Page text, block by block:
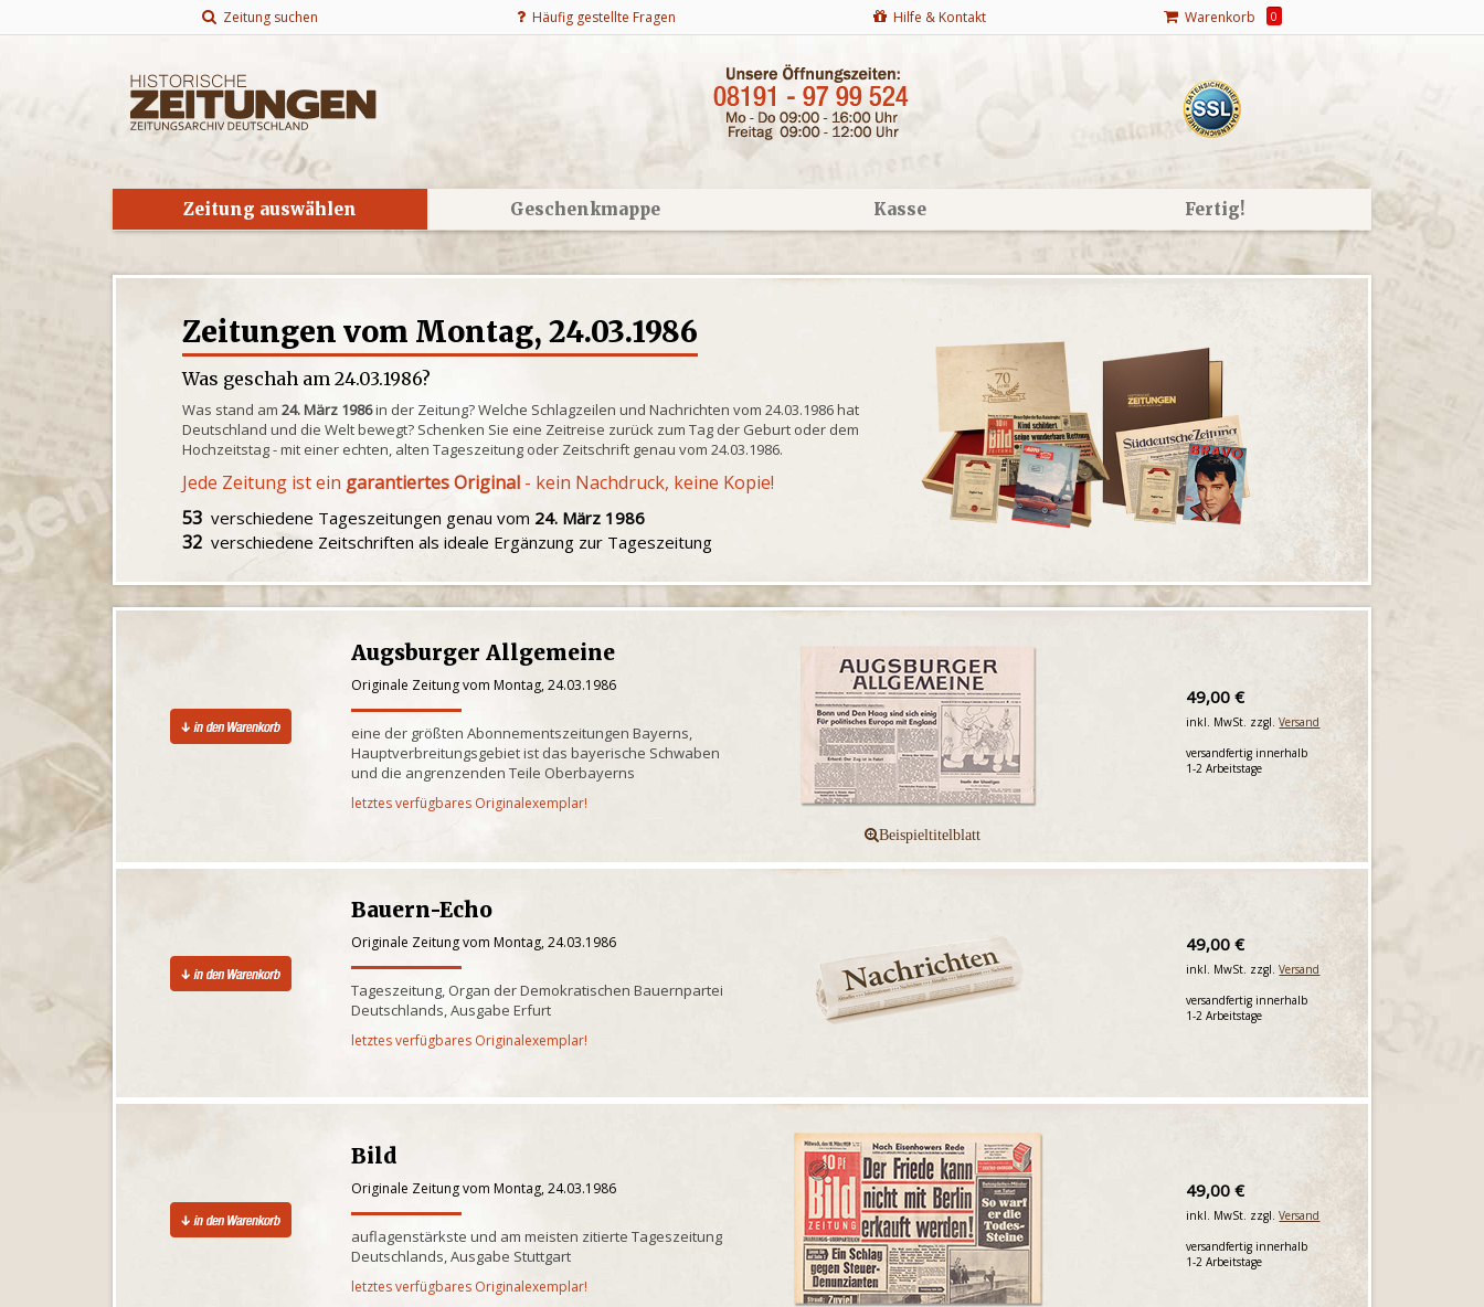
Zeitung suchen Häufig gestellte Fragen Hilfe & Kontakt Warenkorb 0
Zeitung auswählen Geschenkmappe Kasse Fertig!
Zeitungen vom Montag, 24.03.1986
Was geschah am 24.03.1986?
Was stand am24. März 1986in der Zeitung? Welche Schlagzeilen und Nachrichten vom 24.03.1986 hat
Deutschland und die Welt bewegt? Schenken Sie eine Zeitreise zurück zum Tag der Geburt oder dem
Hochzeitstag - mit einer echten, alten Tageszeitung oder Zeitschrift genau vom 24.03.1986.
Jede Zeitung ist ein garantiertes Original - kein Nachdruck, keine Kopie!
53 verschiedene Tageszeitungen genau vom 24. März 1986
32 verschiedene Zeitschriften als ideale Ergänzung zur Tageszeitung
Augsburger Allgemeine
Originale Zeitung vom Montag, 24.03.1986
eine der größten Abonnementszeitungen Bayerns,
Hauptverbreitungsgebiet ist das bayerische Schwaben
und die angrenzenden Teile Oberbayerns
letztes verfügbares Originalexemplar!
49,00 €
inkl. MwSt. zzgl.Versand
versandfertig innerhalb
1-2 Arbeitstage
Bauern-Echo
Originale Zeitung vom Montag, 24.03.1986
Tageszeitung, Organ der Demokratischen Bauernpartei
Deutschlands, Ausgabe Erfurt
letztes verfügbares Originalexemplar!
49,00 €
inkl. MwSt. zzgl.Versand
versandfertig innerhalb
1-2 Arbeitstage
Bild
Originale Zeitung vom Montag, 24.03.1986
auflagenstärkste und am meisten zitierte Tageszeitung
Deutschlands, Ausgabe Stuttgart
letztes verfügbares Originalexemplar!
49,00 €
inkl. MwSt. zzgl.Versand
versandfertig innerhalb
1-2 Arbeitstage